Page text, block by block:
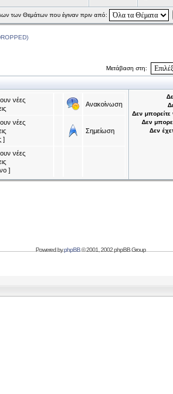
των Θεμάτων που έγιναν πριν από:
Μετάβαση στη:
νέες
Ανακοίνωση
νέες
]
Σημείωση
νέες
]
Δεν μπορείτε
Δεν
Δεν
Powered byphpBB© 2001, 2002 phpBB Group